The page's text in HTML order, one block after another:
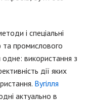
і спеціальні
промислового
використання з
дії яких
Вугілля
актуально в